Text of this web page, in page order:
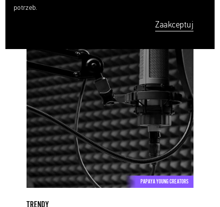
bez
Audio
Stories
konkursu
Papaya
Young
Creators
chcą
opowiadać
historie
dźwiękiem
PAPAYA YOUNG CREATORS
TRENDY
potrzeb.
Zaakceptuj